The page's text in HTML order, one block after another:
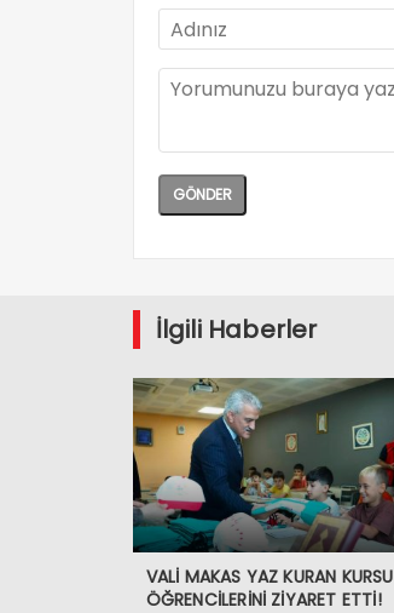
İlgili Haberler
VALİ MAKAS YAZ KURAN KURSU
ÖĞRENCİLERİNİ ZİYARET ETTİ!